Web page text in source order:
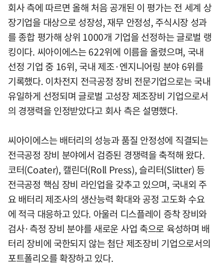
회사 측에 따르면 올해 처음 공개된 이 평가는 전 세계 상
장기업을 대상으로 성장성, 재무 안정성, 주식시장 성과
를 종합 평가해 상위 1000개 기업을 선정하는 글로벌 랭
킹이다. 씨아이에스는 622위에 이름을 올렸으며, 국내
선정 기업 중 16위, 국내 제조·엔지니어링 분야 6위를
기록했다. 이차전지 전극공정 장비 전문기업으로는 국내
유일하게 선정되며 글로벌 고성장 제조장비 기업으로서
의 경쟁력을 인정받았다고 회사 측은 설명했다.
씨아이에스는 배터리의 성능과 품질 안정성에 직결되는
전극공정 장비 분야에서 검증된 경쟁력을 축적해 왔다.
코터(Coater), 캘린더(Roll Press), 슬리터(Slitter) 등
전극공정 핵심 장비 라인업을 갖추고 있으며, 국내외 주
요 배터리 제조사의 생산능력 확대와 공정 고도화 수요
에 적극 대응하고 있다. 아울러 디스플레이 증착 장비와
검사·측정 장비 분야를 새로운 사업 축으로 육성하며 배
터리 장비에 국한되지 않는 첨단 제조장비 기업으로서의
포트폴리오를 확장하고 있다.